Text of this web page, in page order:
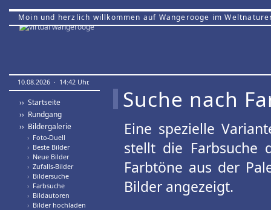
Moin und herzlich willkommen auf Wangerooge im
10.08.2026 · 14:42 Uhr.
›› Startseite
›› Rundgang
›› Bildergalerie
› Foto-Duell
› Beste Bilder
› Neue Bilder
› Zufalls-Bilder
› Bildersuche
› Farbsuche
› Bildautoren
› Bilder hochladen
Suche nach
Eine spezielle
stellt die Farbsuche
Farbtöne aus der
Bilder angezeigt.